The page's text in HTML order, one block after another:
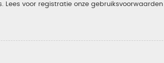
voor registratie onze